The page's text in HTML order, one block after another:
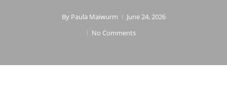
By Paula Maiwurm
June 24, 2026
No Comments